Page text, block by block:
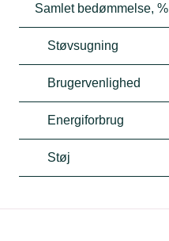
Samlet bedømmelse, %
Støvsugning
Brugervenlighed
Energiforbrug
Støj